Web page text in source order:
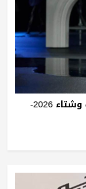
مجموعة أزياء Burberry لخريف وشتاء 2026-